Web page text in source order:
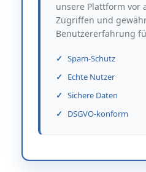
unsere Plattform vor
Zugriffen und
Benutzererfahrung
Spam-Schutz
Echte Nutzer
Sichere Daten
DSGVO-konform